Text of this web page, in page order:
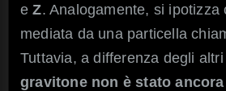
eZ. Analogamente, si ipotizza
mediata da una particella
Tuttavia, a differenza degli
gravitone non è stato